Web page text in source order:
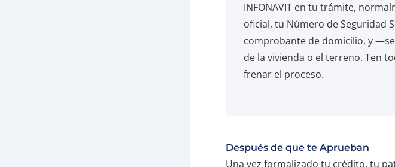
INFONAVIT en tu trámite,
oficial, tu Número de Seguridad
comprobante de domicilio, y
de la vivienda o el terreno. Ten
frenar el proceso.
Después de que te Aprueban
Una vez formalizado tu crédito, tu